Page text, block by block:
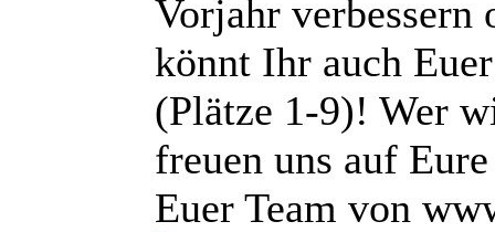
Vorjahr verbessern
könnt Ihr auch
(Plätze 1-9)! Wer
freuen uns auf
Euer Team von